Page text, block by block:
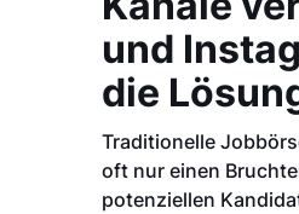
und
die
Traditionelle
oft nur einen
potenziellen